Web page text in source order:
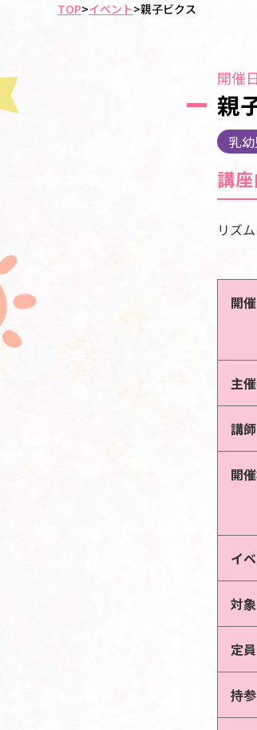
TOP>イベント>親子ビクス
開催
親
乳
講
リズ
開
主
講師
開
イ
対象
定員
持